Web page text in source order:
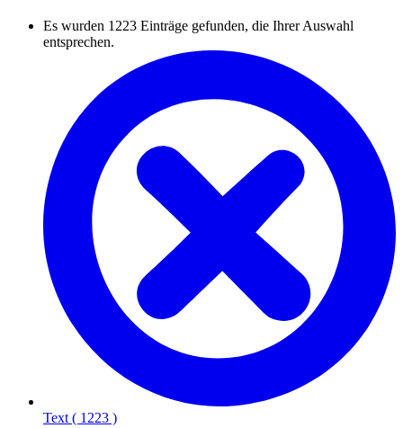
Es wurden 1223 Einträge gefunden, die Ihrer Auswahl
entsprechen.
Text ( 1223 )